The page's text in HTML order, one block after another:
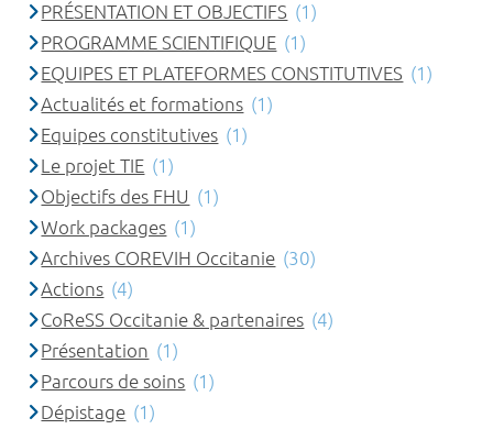
PRÉSENTATION ET OBJECTIFS (1)
PROGRAMME SCIENTIFIQUE (1)
EQUIPES ET PLATEFORMES CONSTITUTIVES (1)
Actualités et formations (1)
Equipes constitutives (1)
Le projet TIE (1)
Objectifs des FHU (1)
Work packages (1)
Archives COREVIH Occitanie (30)
Actions (4)
CoReSS Occitanie & partenaires (4)
Présentation (1)
Parcours de soins (1)
Dépistage (1)